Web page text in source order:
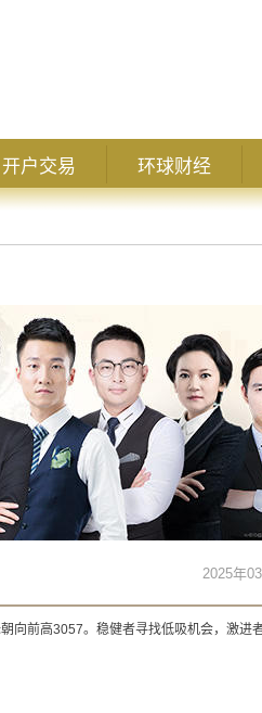
开户交易 环球财经
2025年
向前高3057。稳健者寻找低吸机会，激进